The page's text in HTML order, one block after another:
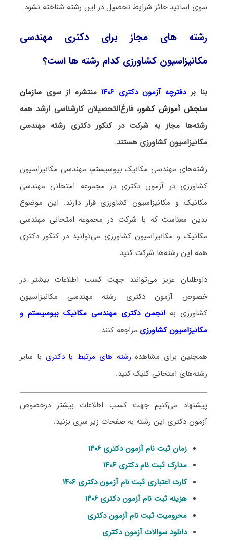
سوی اساتید حائز شرایط تحصیل در این رشته شناخته نشود.
رشته های مجاز برای دکتری مهندسی
مکانیزاسیون کشاورزی کدام رشته ها است؟
بنا بردفترچه آزمون دکتری ۱۴۰۶ منتشره از سویسازمان
سنجش آموزش کشور، فارغ‌التحصیلان کارشناسی ارشد همه
رشته‌ها مجاز به شرکت در کنکور دکتری رشته مهندسی
مکانیزاسیون کشاورزی هستند.
رشته‌های مهندسی مکانیک بیوسیستم، مهندسی مکانیزاسیون
کشاورزی در آزمون دکتری در مجموعه امتحانی مهندسی
مکانیک و مکانیزاسیون کشاورزی قرار دارند. این موضوع
بدین معناست که با شرکت در مجموعه امتحانی مهندسی
مکانیک و مکانیزاسیون کشاورزی می‌توانید در کنکور دکتری
همه این رشته‌ها شرکت کنید.
داوطلبان عزیز می‌توانند جهت کسب اطلاعات بیشتر در
خصوص آزمون دکتری رشته مهندسی مکانیزاسیون
کشاورزی به انجمن دکتری مهندسی مکانیک بیوسیستم و
مکانیزاسیون کشاورزی مراجعه کنند.
همچنین برای مشاهده رشته های مرتبط با دکتری با سایر
رشته‌های امتحانی کلیک کنید.
پیشنهاد می‌کنیم جهت کسب اطلاعات بیشتر درخصوص
آزمون دکتری این رشته به صفحات زیر سری بزنید:
زمان ثبت نام آزمون دکتری ۱۴۰۶
مدارک ثبت نام دکتری ۱۴۰۶
کارت اعتباری ثبت نام آزمون دکتری ۱۴۰۶
هزینه ثبت نام آزمون دکتری ۱۴۰۶
محرومیت ثبت نام آزمون دکتری
دانلود سوالات آزمون دکتری